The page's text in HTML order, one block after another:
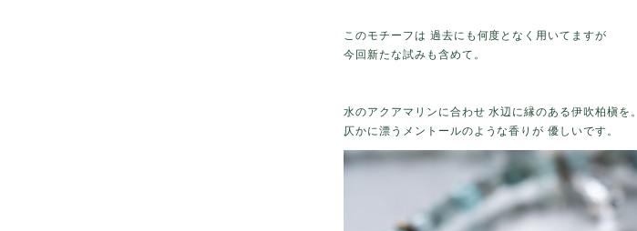
このモチーフは 過去にも何度となく用いてますが
今回新たな試みも含めて。
水のアクアマリンに合わせ 水辺に縁のある伊吹柏槇を。
仄かに漂うメントールのような香りが 優しいです。